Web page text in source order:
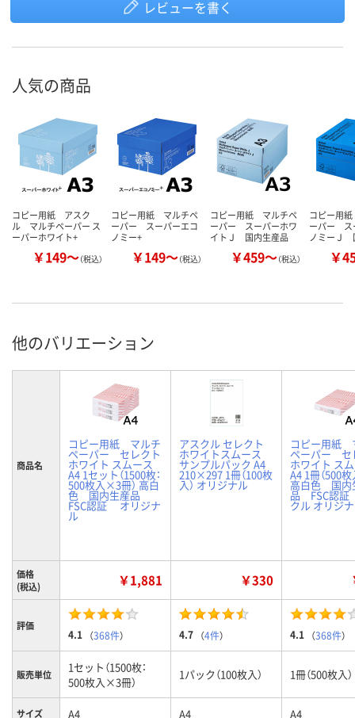
レビューを書く
人気の商品
コピー用紙 アスク
ル マルチペーパー ス
ーパーホワイト+
￥149～（税込）
コピー用紙 マルチペ
ーパー スーパーエコ
ノミー+
￥149～（税込）
コピー用紙 マルチペ
ーパー スーパーホワ
イトＪ 国内生産品
￥459～（税込）
コピー用
ーパー ス
ノミーＪ
￥
他のバリエーション
商品名
コピー用紙 マルチ
ペーパー セレクト
ホワイト スムース
A4 1セット（1500枚：
500枚入×3冊） 高白
色 国内生産品
FSC認証 オリジナ
ル
アスクル セレクト
ホワイトスムース
サンプルパック A4
210×297 1冊（100枚
入） オリジナル
コピー用紙
ペーパー セ
ホワイト ス
A4 1冊（500
高白色 国内
品 FSC認
クル オリジ
価格
(税込)
￥1,881 ￥330
評価
4.1 （368件） 4.7 （4件） 4.1 （368件）
販売単位
1セット（1500枚：
500枚入×3冊）
1パック（100枚入） 1冊（500枚入）
サイズ A4 A4 A4